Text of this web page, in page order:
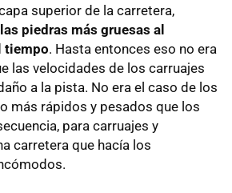
superior de la carretera,
piedras más gruesas al
tiempo. Hasta entonces eso no era
las velocidades de los carruajes
a la pista. No era el caso de los
más rápidos y pesados que los
para carruajes y
carretera que hacía los